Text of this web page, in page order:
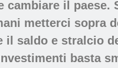
il paese.
metterci sopra
saldo e stralcio
basta